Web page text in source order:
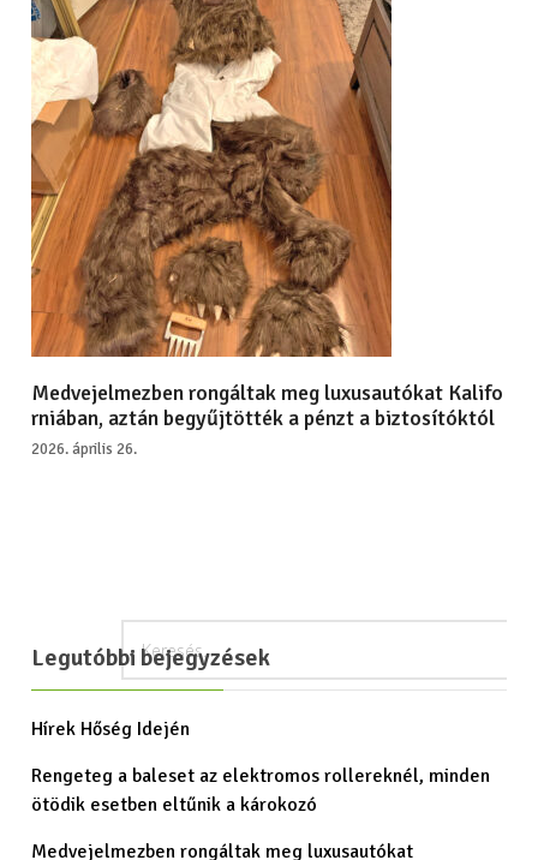
Medvejelmezben rongáltak meg luxusautókat Kalifo
rniában, aztán begyűjtötték a pénzt a biztosítóktól
2026. április 26.
Legutóbbi bejegyzések
Hírek Hőség Idején
Rengeteg a baleset az elektromos rollereknél, minden
ötödik esetben eltűnik a károkozó
Medvejelmezben rongáltak meg luxusautókat